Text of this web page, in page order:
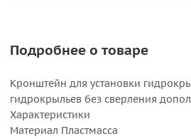
Подробнее о товаре
Кронштейн для установки
гидрокрыльев без сверления
Характеристики
Материал Пластмасса